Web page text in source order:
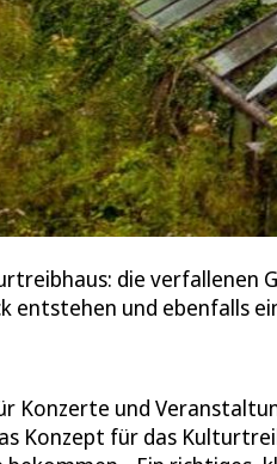
die verfallenen
entstehen und ebenfalls
Konzerte und
Konzept für das